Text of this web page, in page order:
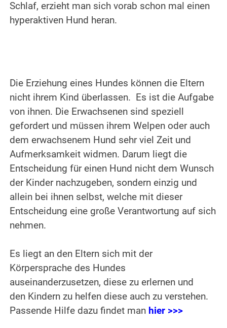
Schlaf, erzieht man sich vorab schon mal einen
hyperaktiven Hund heran.
Die Erziehung eines Hundes können die Eltern
nicht ihrem Kind überlassen. Es ist die Aufgabe
von ihnen. Die Erwachsenen sind speziell
gefordert und müssen ihrem Welpen oder auch
dem erwachsenem Hund sehr viel Zeit und
Aufmerksamkeit widmen. Darum liegt die
Entscheidung für einen Hund nicht dem Wunsch
der Kinder nachzugeben, sondern einzig und
allein bei ihnen selbst, welche mit dieser
Entscheidung eine große Verantwortung auf sich
nehmen.
Es liegt an den Eltern sich mit der
Körpersprache des Hundes
auseinanderzusetzen, diese zu erlernen und
den Kindern zu helfen diese auch zu verstehen.
Passende Hilfe dazu findet man hier >>>